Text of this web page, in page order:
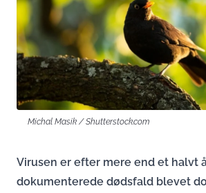
Michal Masik / Shutterstock.com
Virusen er efter mere end et halvt
dokumenterede dødsfald blevet